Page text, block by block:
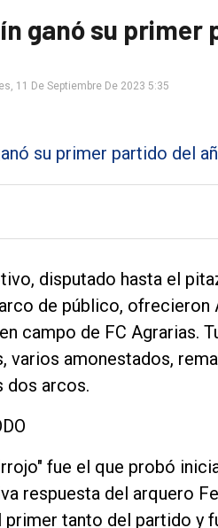
ganó su primer
11 De Septiembre De 2023 5:35
disputado hasta el
de público,
campo de FC Agrarias.
varios amonestados,
dos arcos.
fue el que probó
respuesta del arquero
tanto del partido y